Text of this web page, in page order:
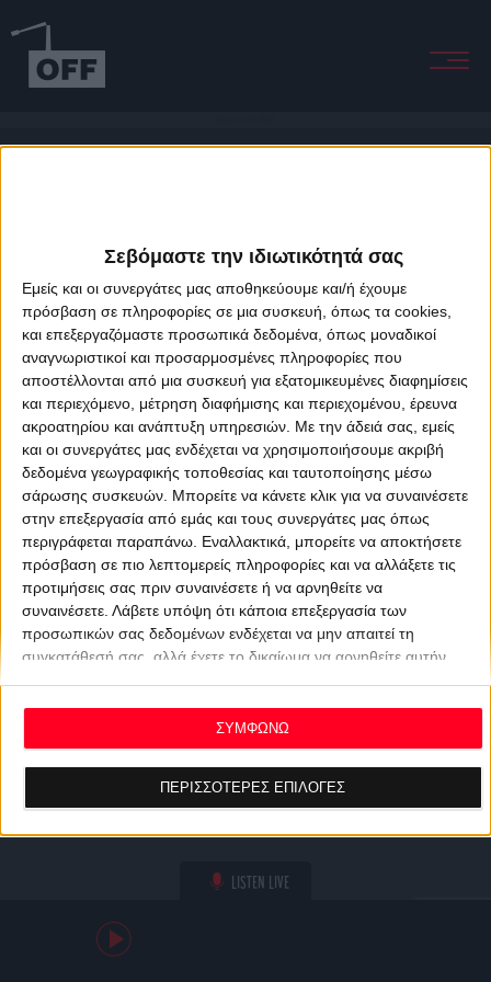
Σεβόμαστε την ιδιωτικότητά σας
Εμείς και οι συνεργάτες μας αποθηκεύουμε και/ή έχουμε
πρόσβαση σε πληροφορίες σε μια συσκευή, όπως τα cookies,
και επεξεργαζόμαστε προσωπικά δεδομένα, όπως μοναδικοί
αναγνωριστικοί και προσαρμοσμένες πληροφορίες που
αποστέλλονται από μια συσκευή για εξατομικευμένες διαφημίσεις
και περιεχόμενο, μέτρηση διαφήμισης και περιεχομένου, έρευνα
ακροατηρίου και ανάπτυξη υπηρεσιών. Με την άδειά σας, εμείς
και οι συνεργάτες μας ενδέχεται να χρησιμοποιήσουμε ακριβή
δεδομένα γεωγραφικής τοποθεσίας και ταυτοποίησης μέσω
σάρωσης συσκευών. Μπορείτε να κάνετε κλικ για να συναινέσετε
στην επεξεργασία από εμάς και τους συνεργάτες μας όπως
περιγράφεται παραπάνω. Εναλλακτικά, μπορείτε να αποκτήσετε
πρόσβαση σε πιο λεπτομερείς πληροφορίες και να αλλάξετε τις
προτιμήσεις σας πριν συναινέσετε ή να αρνηθείτε να
συναινέσετε. Λάβετε υπόψη ότι κάποια επεξεργασία των
προσωπικών σας δεδομένων ενδέχεται να μην απαιτεί τη
συγκατάθεσή σας, αλλά έχετε το δικαίωμα να αρνηθείτε αυτήν
ανακαλέσετε τη συγκατάθεσή σας ανά πάσα στιγμή
επιστρέφοντας σε αυτόν τον ιστότοπο και κάνοντας κλικ στο
κουμπί "Απορρήτου" στο κάτω μέρος της ιστοσελίδας.
ΠΕΡΙΣΣΟΤΕΡΕΣ ΕΠΙΛΟΓΕΣ
ΣΥΜΦΩΝΩ
LISTEN LIVE
About Offradio Business Class Terms & Conditions
Privacy Policy
Designed & developed byporcupine colors&Fotis Alexandrou